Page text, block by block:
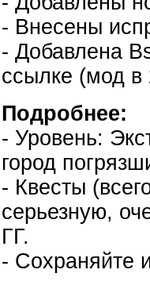
- Внесены
- Добавлена
ссылке (мод
Подробнее:
- Уровень:
город
- Квесты
серьезную,
ГГ.
- Сохраняйте